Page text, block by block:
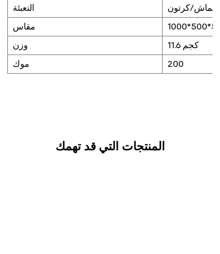
التعبئة كرتون
مقاس
وزن 11.6 كجم
موك 200
المنتجات التي قد تهمك